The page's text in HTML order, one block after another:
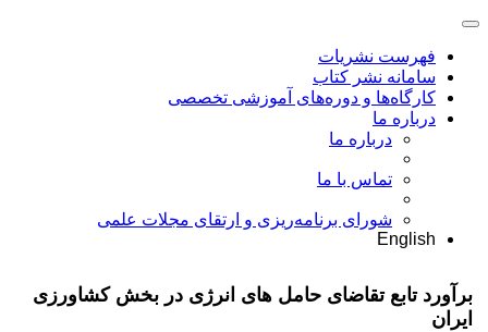
فهرست نشریات
سامانه نشر کتاب
کارگاه‌ها و دوره‌های آموزشی تخصصی
درباره ما
درباره ما
تماس با ما
شورای برنامه‌ریزی و ارتقای مجلات علمی
English
برآورد تابع تقاضای حامل های انرژی در بخش کشاورزی
ایران